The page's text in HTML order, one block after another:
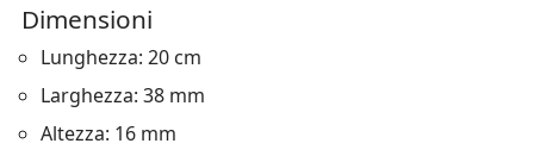
Dimensioni
Lunghezza: 20 cm
Larghezza: 38 mm
Altezza: 16 mm